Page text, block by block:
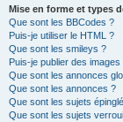
Mise en forme et types
Que sont les BBCodes ?
Puis-je utiliser le HTML ?
Que sont les smileys ?
Puis-je publier des images
Que sont les annonces
Que sont les annonces ?
Que sont les sujets
Que sont les sujets